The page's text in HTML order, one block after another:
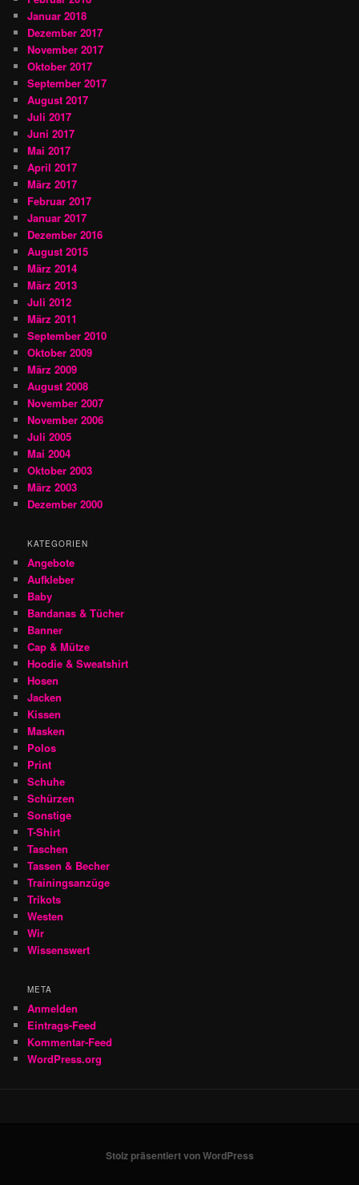
Januar 2018
Dezember 2017
November 2017
Oktober 2017
September 2017
August 2017
Juli 2017
Juni 2017
Mai 2017
April 2017
März 2017
Februar 2017
Januar 2017
Dezember 2016
August 2015
März 2014
März 2013
Juli 2012
März 2011
September 2010
Oktober 2009
März 2009
August 2008
November 2007
November 2006
Juli 2005
Mai 2004
Oktober 2003
März 2003
Dezember 2000
KATEGORIEN
Angebote
Aufkleber
Baby
Bandanas & Tücher
Banner
Cap & Mütze
Hoodie & Sweatshirt
Hosen
Jacken
Kissen
Masken
Polos
Print
Schuhe
Schürzen
Sonstige
T-Shirt
Taschen
Tassen & Becher
Trainingsanzüge
Trikots
Westen
Wir
Wissenswert
META
Anmelden
Eintrags-Feed
Kommentar-Feed
WordPress.org
Stolz präsentiert von WordPress